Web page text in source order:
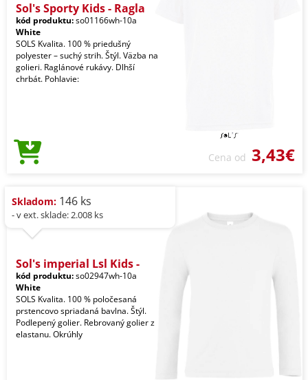
Sol's Sporty Kids - Ragla
kód produktu:so01166wh-10a
White
SOLS Kvalita. 100 % priedušný
polyester – suchý strih. Štýl. Väzba na
golieri. Raglánové rukávy. Dlhší
chrbát. Pohlavie:
Cena od 3,43€
Skladom: 146 ks
- v ext. sklade: 2.008 ks
Sol's imperial Lsl Kids -
kód produktu:so02947wh-10a
White
SOLS Kvalita. 100 % poločesaná
prstencovo spriadaná bavlna. Štýl.
Podlepený golier. Rebrovaný golier z
elastanu. Okrúhly